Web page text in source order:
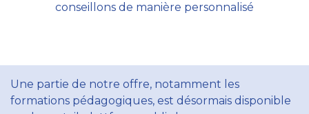
conseillons de manière personnalisé
Une partie de notre offre, notamment les
formations pédagogiques, est désormais disponible